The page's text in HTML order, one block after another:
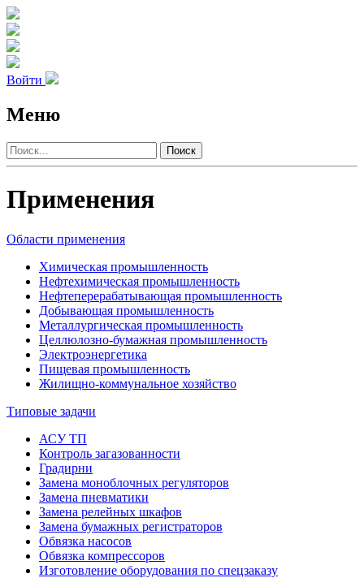
Войти
Меню
Поиск
Применения
Области применения
Химическая промыш­ленность
Нефте­хими­ческая промыш­ленность
Нефте­­перераба­тываю­щая промыш­ленность
Добы­вающая промыш­ленность
Метал­лурги­ческая промыш­ленность
Целлюлозно-бумаж­ная промыш­ленность
Электро­энергетика
Пищевая промыш­ленность
Жилищно-коммуналь­ное хозяйство
Типовые задачи
АСУ ТП
Контроль загазованности
Градирни
Замена моноблочных регуляторов
Замена пневматики
Замена релейных шкафов
Замена бумажных регистраторов
Обвязка насосов
Обвязка компрессоров
Изготовление оборудования по спецзаказу